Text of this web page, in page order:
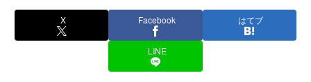
X Facebook はてブ
LINE